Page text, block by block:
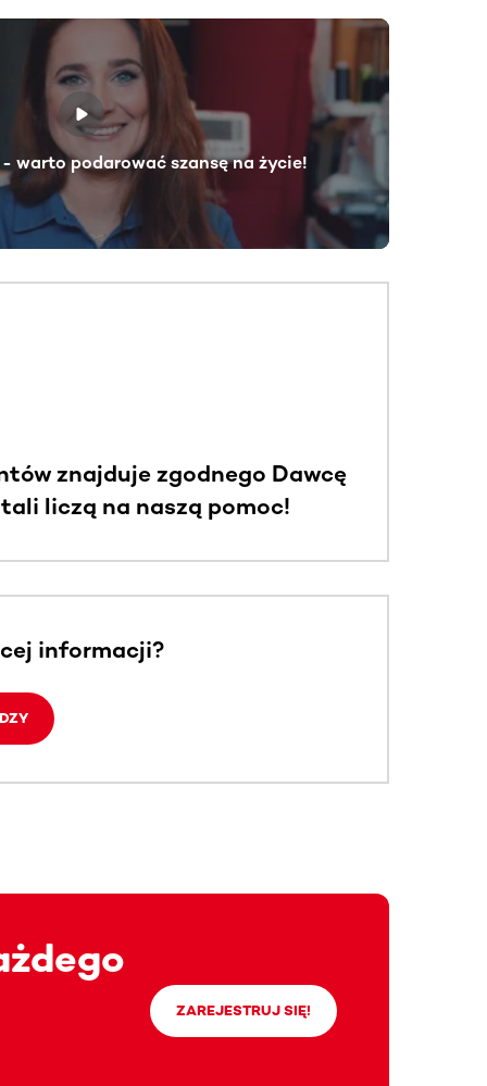
warto podarować szansę na życie!
znajduje zgodnego Dawcę
liczą na naszą pomoc!
informacji?
ZAREJESTRUJ SIĘ!